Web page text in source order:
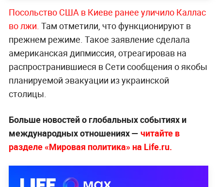
Посольство США в Киеве ранее уличило Каллас
во лжи. Там отметили, что функционируют в
прежнем режиме. Такое заявление сделала
американская дипмиссия, отреагировав на
распространившиеся в Сети сообщения о якобы
планируемой эвакуации из украинской
столицы.
Больше новостей о глобальных событиях и
международных отношениях — читайте в
разделе «Мировая политика» на Life.ru.